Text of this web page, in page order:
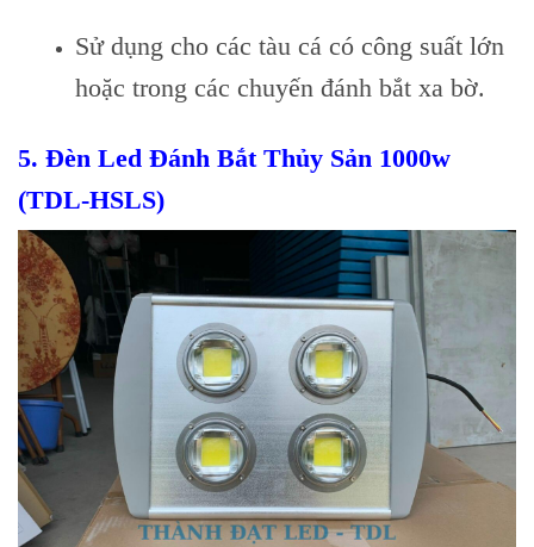
Sử dụng cho các tàu cá có công suất lớn
hoặc trong các chuyến đánh bắt xa bờ.
5. Đèn Led Đánh Bắt Thủy Sản 1000w
(TDL-HSLS)